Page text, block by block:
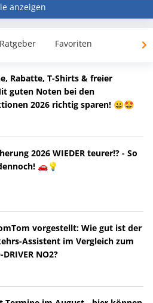
anzeigen
Favoriten
Rabatte, T-Shirts & freier
guten Noten bei den
2026 richtig sparen! 😀🤩
2026 WIEDER teurer!? - So
🚗💡
vorgestellt: Wie gut ist der
Assistent im Vergleich zum
NO2?